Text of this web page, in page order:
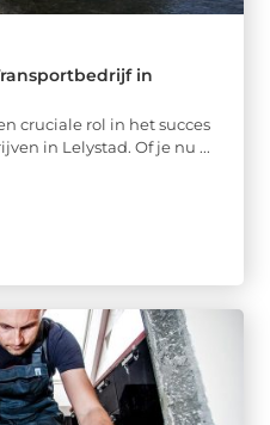
in
cruciale rol in het succes
in Lelystad. Of je nu ...